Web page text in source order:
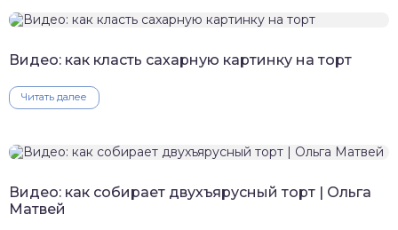
Видео: как класть сахарную картинку на торт
Читать далее
Видео: как собирает двухъярусный торт | Ольга
Матвей